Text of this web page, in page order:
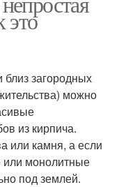
это
близ загородных
можно
из кирпича.
или камня, а если
или монолитные
под землей.